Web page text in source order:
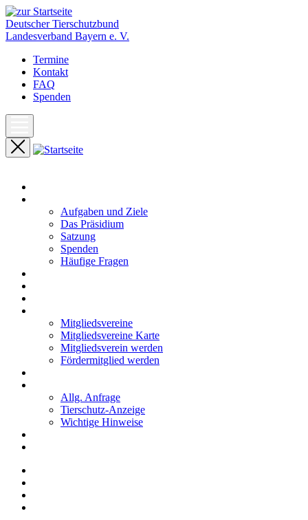
Deutscher Tierschutzbund
Landesverband Bayern e. V.
Termine
Kontakt
FAQ
Spenden
Aufgaben und Ziele
Das Präsidium
Satzung
Spenden
Häufige Fragen
Mitgliedsvereine
Mitgliedsvereine Karte
Mitgliedsverein werden
Fördermitglied werden
Allg. Anfrage
Tierschutz-Anzeige
Wichtige Hinweise